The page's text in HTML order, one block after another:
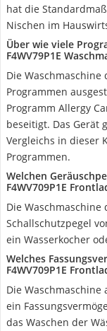
hat die
Nischen im
Über wie viele
F4WV79P1E
Die Waschmaschine
Programmen
Programm Allergy
beseitigt. Das Gerät
Vergleichs in dieser
Programmen.
Welchen
F4WV709P1E
Die Waschmaschine
Schallschutzpegel
ein Wasserkocher
Welches
F4WV709P1E
Die Waschmaschine
ein
das Waschen der